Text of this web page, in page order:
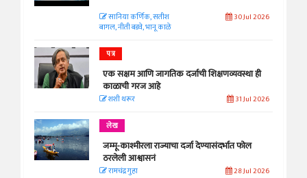
सानिया कर्णिक, सतीश
बागल, नीती बडवे, भानू काळे
30 Jul 2026
पत्र
एक सक्षम आणि जागतिक दर्जाची शिक्षणव्यवस्था ही
काळाची गरज आहे
शशी थरूर 31 Jul 2026
लेख
जम्मू-काश्मीरला राज्याचा दर्जा देण्यासंदर्भात फोल
ठरलेली आश्वासनं
रामचंद्र गुहा 28 Jul 2026